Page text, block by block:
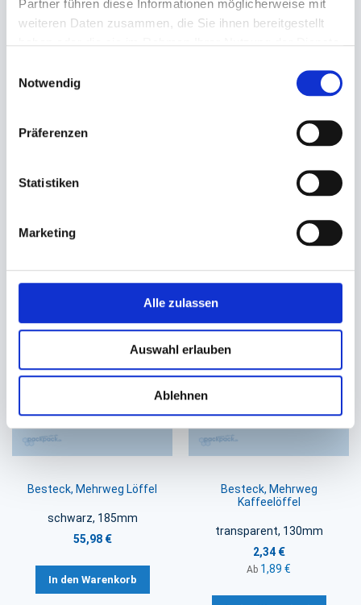
Partner führen diese Informationen möglicherweise mit
weiteren Daten zusammen, die Sie ihnen bereitgestellt
Notwendig
Präferenzen
Statistiken
Marketing
Alle zulassen
Auswahl erlauben
Ablehnen
ungehülst
In den Warenkorb In den Warenkorb
Besteck, Mehrweg Löffel
schwarz, 185mm
55,98 €
In den Warenkorb
Besteck, Mehrweg
Kaffeelöffel
transparent, 130mm
2,34 €
Ab 1,89 €